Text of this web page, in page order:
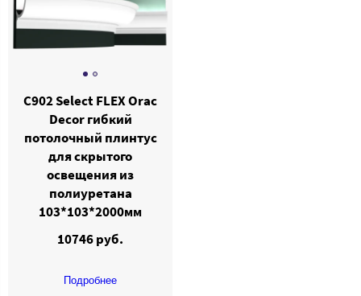
C902 Select FLEX Orac
Decor гибкий
потолочный плинтус
для скрытого
освещения из
полиуретана
103*103*2000мм
10746 руб.
Подробнее